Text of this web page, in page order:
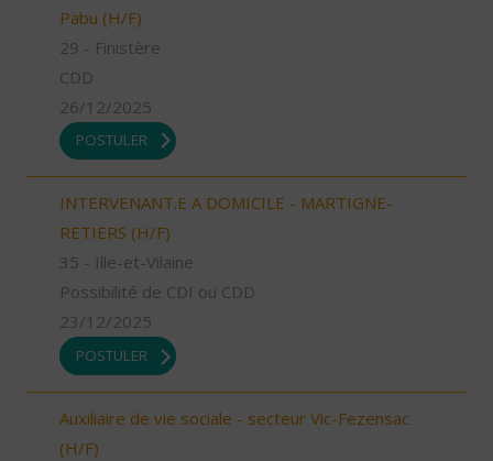
Pabu (H/F)
29 - Finistère
CDD
26/12/2025
POSTULER
INTERVENANT.E A DOMICILE - MARTIGNE-
RETIERS (H/F)
35 - Ille-et-Vilaine
Possibilité de CDI ou CDD
23/12/2025
POSTULER
Auxiliaire de vie sociale - secteur Vic-Fezensac
(H/F)